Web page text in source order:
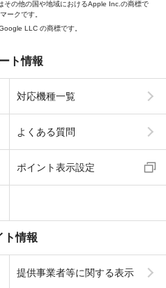
の他の国や地域におけるApple Inc.の商標で
ークです。
LLC の商標です。
ト情報
対応機種一覧
よくある質問
ポイント表示設定
ト情報
提供事業者等に関する表示